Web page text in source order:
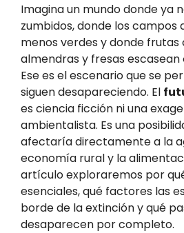
Imagina un mundo donde ya
zumbidos, donde los campos
menos verdes y donde frutas
almendras y fresas escasean
Ese es el escenario que se
siguen desapareciendo. El
es ciencia ficción ni una
ambientalista. Es una
afectaría directamente a la
economía rural y la
artículo exploraremos por
esenciales, qué factores las
borde de la extinción y qué
desaparecen por completo.